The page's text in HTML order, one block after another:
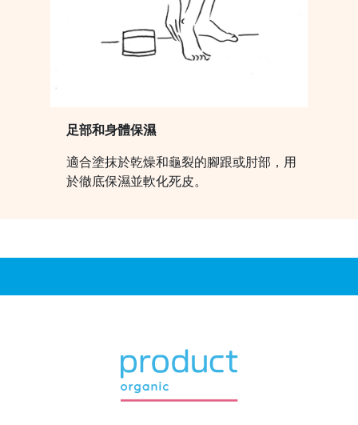
足部和身體保濕
適合塗抹於乾燥和龜裂的腳跟或肘部，用
於徹底保濕並軟化死皮。